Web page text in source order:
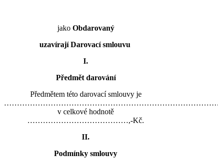
jako Obdarovaný
uzavírajíDarovací smlouvu
I.
Předmět darování
Předmětem této darovací smlouvy je
v celkové hodnotě
…………………………………,-Kč.
II.
Podmínky smlouvy